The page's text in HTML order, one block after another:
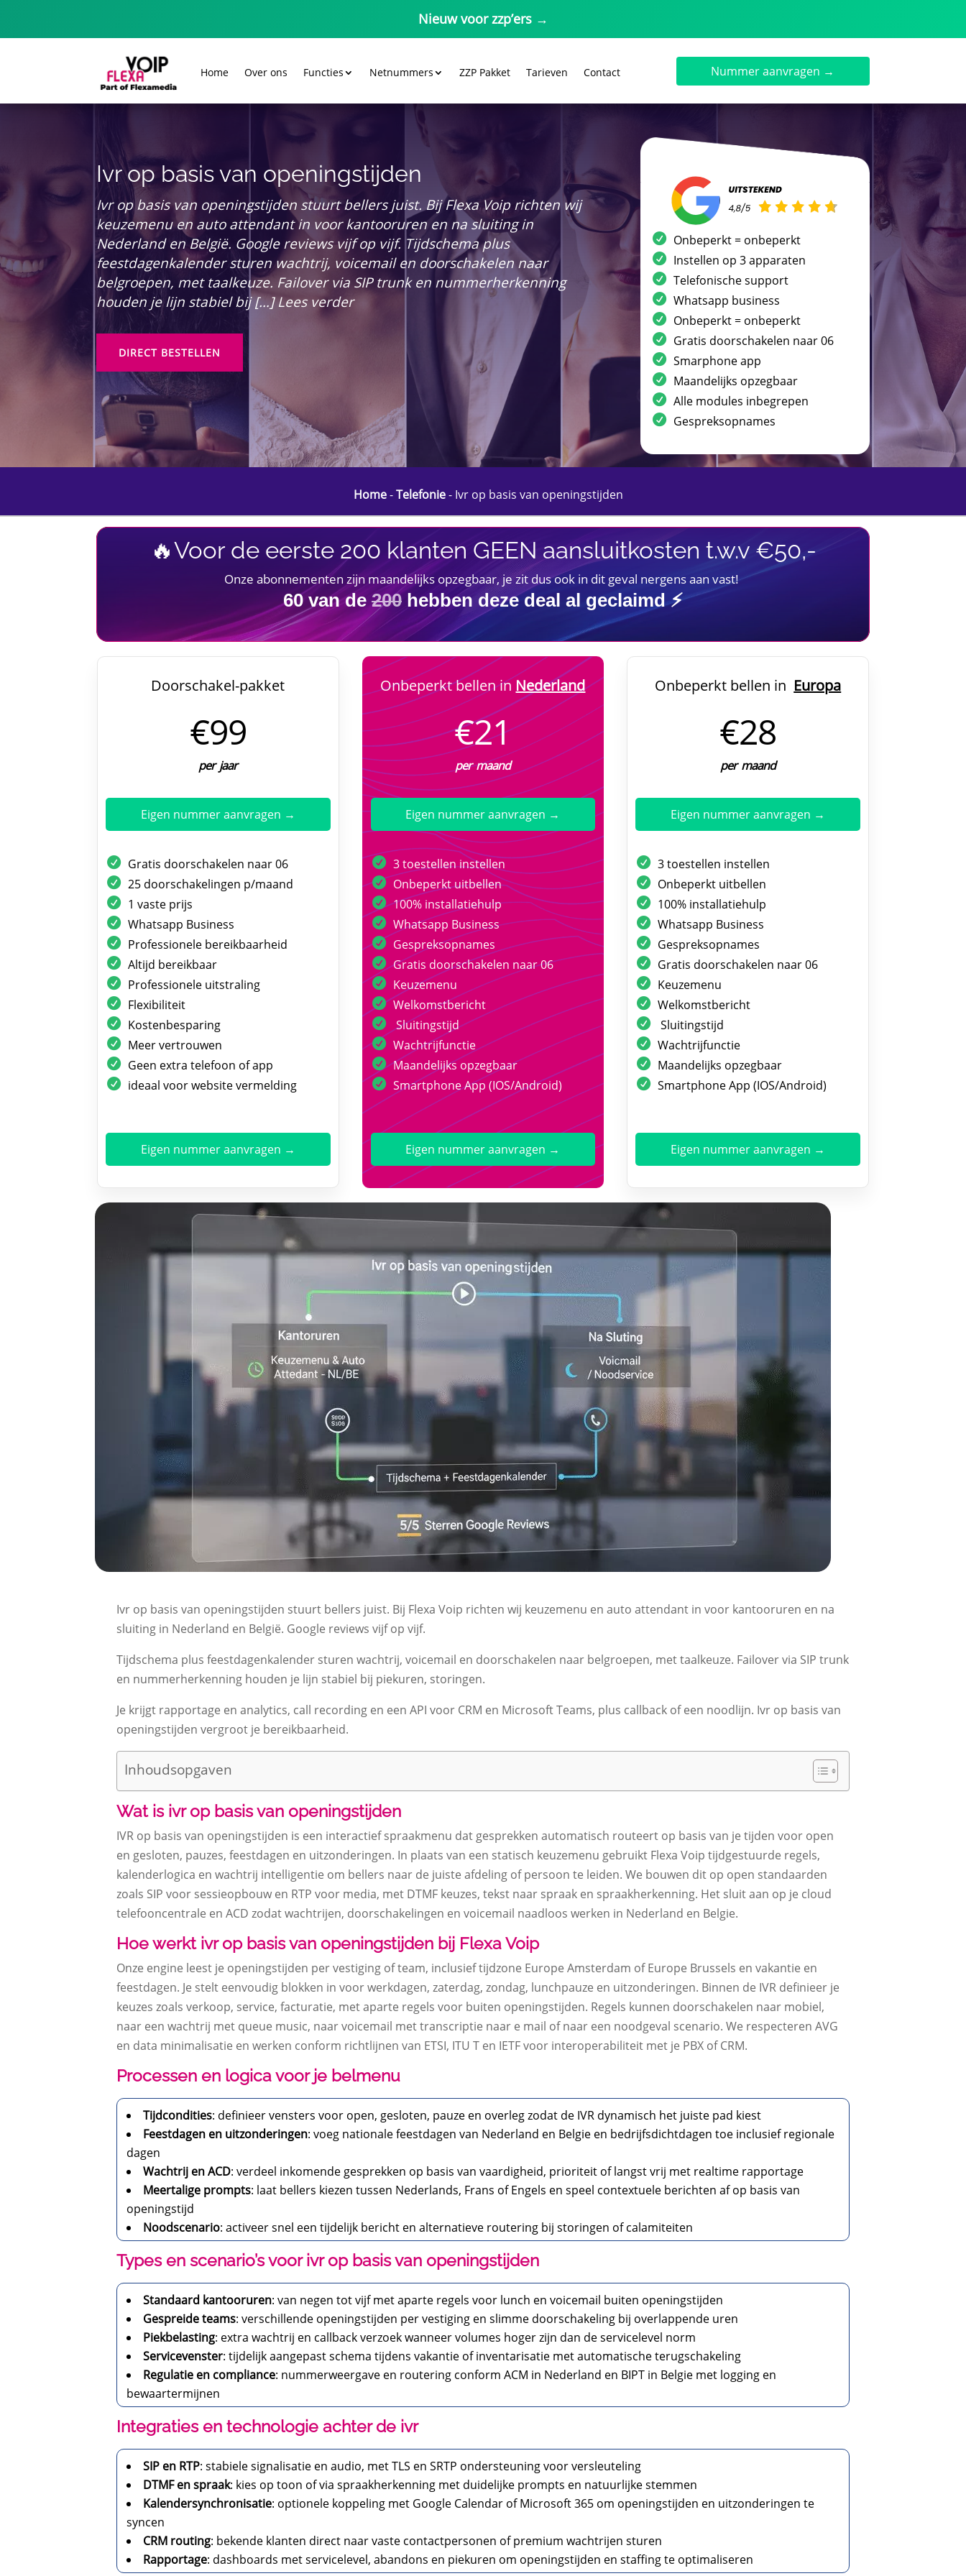
Nieuw voor zzp’ers →
Home Over ons Functies Netnummers ZZP Pakket Tarieven Contact Nummer aanvragen →
Ivr op basis van openingstijden
Ivr op basis van openingstijden stuurt bellers juist. Bij Flexa Voip richten wij
keuzemenu en auto attendant in voor kantooruren en na sluiting in
Nederland en België. Google reviews vijf op vijf. Tijdschema plus
feestdagenkalender sturen wachtrij, voicemail en doorschakelen naar
belgroepen, met taalkeuze. Failover via SIP trunk en nummerherkenning
houden je lijn stabiel bij […] Lees verder
DIRECT BESTELLEN
Onbeperkt = onbeperkt
Instellen op 3 apparaten
Telefonische support
Whatsapp business
Onbeperkt = onbeperkt
Gratis doorschakelen naar 06
Smarphone app
Maandelijks opzegbaar
Alle modules inbegrepen
Gespreksopnames
Home-Telefonie- Ivr op basis van openingstijden
🔥Voor de eerste 200 klanten GEEN aansluitkosten t.w.v €50,-
Onze abonnementen zijn maandelijks opzegbaar, je zit dus ook in dit geval nergens aan vast!
60van de200 hebben deze deal al geclaimd ⚡
Doorschakel-pakket
€99
per jaar
Eigen nummer aanvragen →
Gratis doorschakelen naar 06
25 doorschakelingen p/maand
1 vaste prijs
Whatsapp Business
Professionele bereikbaarheid
Altijd bereikbaar
Professionele uitstraling
Flexibiliteit
Kostenbesparing
Meer vertrouwen
Geen extra telefoon of app
ideaal voor website vermelding
Eigen nummer aanvragen →
Onbeperkt bellen in Nederland
€21
per maand
Eigen nummer aanvragen →
3 toestellen instellen
Onbeperkt uitbellen
100% installatiehulp
Whatsapp Business
Gespreksopnames
Gratis doorschakelen naar 06
Keuzemenu
Welkomstbericht
Sluitingstijd
Wachtrijfunctie
Maandelijks opzegbaar
Smartphone App (IOS/Android)
Eigen nummer aanvragen →
Onbeperkt bellen in Europa
€28
per maand
Eigen nummer aanvragen →
3 toestellen instellen
Onbeperkt uitbellen
100% installatiehulp
Whatsapp Business
Gespreksopnames
Gratis doorschakelen naar 06
Keuzemenu
Welkomstbericht
Sluitingstijd
Wachtrijfunctie
Maandelijks opzegbaar
Smartphone App (IOS/Android)
Eigen nummer aanvragen →
Ivr op basis van openingstijden stuurt bellers juist. Bij Flexa Voip richten wij keuzemenu en auto attendant in voor kantooruren en na
sluiting in Nederland en België. Google reviews vijf op vijf.
Tijdschema plus feestdagenkalender sturen wachtrij, voicemail en doorschakelen naar belgroepen, met taalkeuze. Failover via SIP trunk
en nummerherkenning houden je lijn stabiel bij piekuren, storingen.
Je krijgt rapportage en analytics, call recording en een API voor CRM en Microsoft Teams, plus callback of een noodlijn. Ivr op basis van
openingstijden vergroot je bereikbaarheid.
Inhoudsopgaven
Wat is ivr op basis van openingstijden
IVR op basis van openingstijden is een interactief spraakmenu dat gesprekken automatisch routeert op basis van je tijden voor open
en gesloten, pauzes, feestdagen en uitzonderingen. In plaats van een statisch keuzemenu gebruikt Flexa Voip tijdgestuurde regels,
kalenderlogica en wachtrij intelligentie om bellers naar de juiste afdeling of persoon te leiden. We bouwen dit op open standaarden
zoals SIP voor sessieopbouw en RTP voor media, met DTMF keuzes, tekst naar spraak en spraakherkenning. Het sluit aan op je cloud
telefooncentrale en ACD zodat wachtrijen, doorschakelingen en voicemail naadloos werken in Nederland en Belgie.
Hoe werkt ivr op basis van openingstijden bij Flexa Voip
Onze engine leest je openingstijden per vestiging of team, inclusief tijdzone Europe Amsterdam of Europe Brussels en vakantie en
feestdagen. Je stelt eenvoudig blokken in voor werkdagen, zaterdag, zondag, lunchpauze en uitzonderingen. Binnen de IVR definieer je
keuzes zoals verkoop, service, facturatie, met aparte regels voor buiten openingstijden. Regels kunnen doorschakelen naar mobiel,
naar een wachtrij met queue music, naar voicemail met transcriptie naar e mail of naar een noodgeval scenario. We respecteren AVG
en data minimalisatie en werken conform richtlijnen van ETSI, ITU T en IETF voor interoperabiliteit met je PBX of CRM.
Processen en logica voor je belmenu
Tijdcondities: definieer vensters voor open, gesloten, pauze en overleg zodat de IVR dynamisch het juiste pad kiest
Feestdagen en uitzonderingen: voeg nationale feestdagen van Nederland en Belgie en bedrijfsdichtdagen toe inclusief regionale
dagen
Wachtrij en ACD: verdeel inkomende gesprekken op basis van vaardigheid, prioriteit of langst vrij met realtime rapportage
Meertalige prompts: laat bellers kiezen tussen Nederlands, Frans of Engels en speel contextuele berichten af op basis van
openingstijd
Noodscenario: activeer snel een tijdelijk bericht en alternatieve routering bij storingen of calamiteiten
Types en scenario’s voor ivr op basis van openingstijden
Standaard kantooruren: van negen tot vijf met aparte regels voor lunch en voicemail buiten openingstijden
Gespreide teams: verschillende openingstijden per vestiging en slimme doorschakeling bij overlappende uren
Piekbelasting: extra wachtrij en callback verzoek wanneer volumes hoger zijn dan de servicelevel norm
Servicevenster: tijdelijk aangepast schema tijdens vakantie of inventarisatie met automatische terugschakeling
Regulatie en compliance: nummerweergave en routering conform ACM in Nederland en BIPT in Belgie met logging en
bewaartermijnen
Integraties en technologie achter de ivr
SIP en RTP: stabiele signalisatie en audio, met TLS en SRTP ondersteuning voor versleuteling
DTMF en spraak: kies op toon of via spraakherkenning met duidelijke prompts en natuurlijke stemmen
Kalendersynchronisatie: optionele koppeling met Google Calendar of Microsoft 365 om openingstijden en uitzonderingen te
syncen
CRM routing: bekende klanten direct naar vaste contactpersonen of premium wachtrijen sturen
Rapportage: dashboards met servicelevel, abandons en piekuren om openingstijden en staffing te optimaliseren